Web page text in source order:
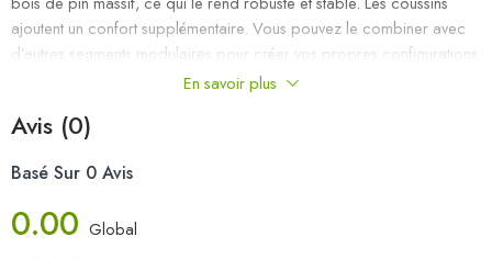
ajoutent un confort supplémentaire. Vous pouvez le combiner avec
d’autres segments modulaires pour créer vos propres configurations
de salon de jardin ! Remarque : afin de prolonger la durée de vie
avec une housse imperméable.
Couleur du coussin : gris
Dimensions du canapé central : 70 x 70 x 67 cm (l x P x H)
En savoir plus
Avis (0)
Basé Sur 0 Avis
0.00 Global